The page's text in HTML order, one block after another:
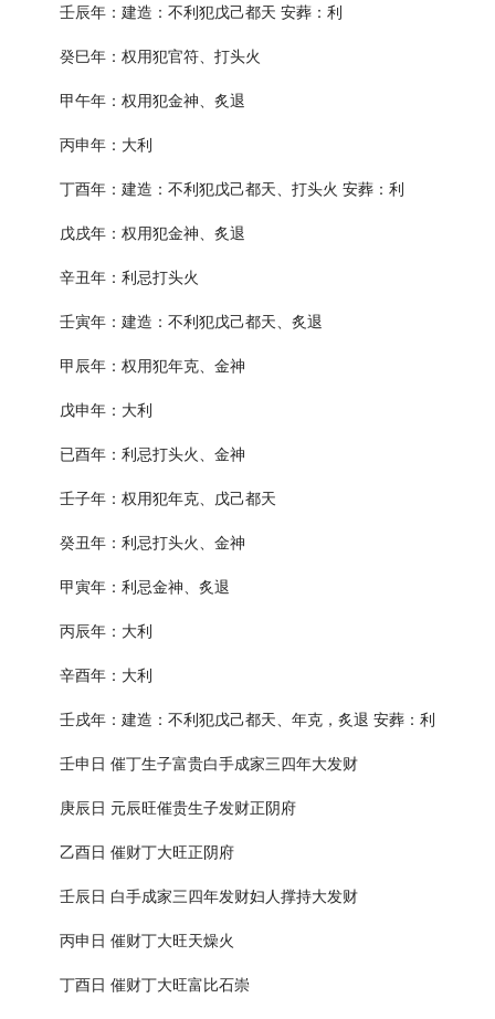
壬辰年：建造：不利犯戊己都天 安葬：利
癸巳年：权用犯官符、打头火
甲午年：权用犯金神、炙退
丙申年：大利
丁酉年：建造：不利犯戊己都天、打头火 安葬：利
戊戌年：权用犯金神、炙退
辛丑年：利忌打头火
壬寅年：建造：不利犯戊己都天、炙退
甲辰年：权用犯年克、金神
戊申年：大利
已酉年：利忌打头火、金神
壬子年：权用犯年克、戊己都天
癸丑年：利忌打头火、金神
甲寅年：利忌金神、炙退
丙辰年：大利
辛酉年：大利
壬戌年：建造：不利犯戊己都天、年克，炙退 安葬：利
壬申日 催丁生子富贵白手成家三四年大发财
庚辰日 元辰旺催贵生子发财正阴府
乙酉日 催财丁大旺正阴府
壬辰日 白手成家三四年发财妇人撑持大发财
丙申日 催财丁大旺天燥火
丁酉日 催财丁大旺富比石崇